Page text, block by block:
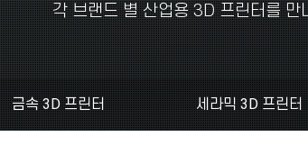
각 브랜드 별 산업용 3D 프린터를 만
금속 3D 프린터 세라믹 3D 프린터